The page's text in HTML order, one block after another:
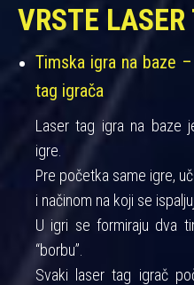
VRSTE
Timska igra na baze
tag igrača
Laser tag igra na baze
igre.
Pre početka same igre,
i načinom na koji se
U igri se formiraju dva
“borbu”.
Svaki laser tag igrač